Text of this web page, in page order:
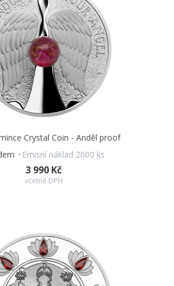
Crystal Coin - Anděl proof
Emisní náklad 2000 ks
3 990 Kč
včetně DPH